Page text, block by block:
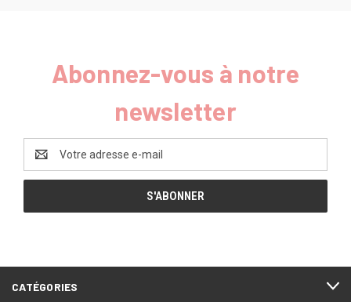
Abonnez-vous à notre
newsletter
mail
CATÉGORIES